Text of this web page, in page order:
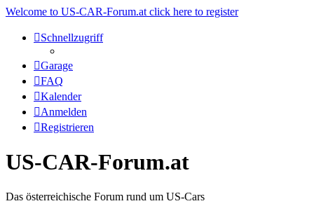
Welcome to US-CAR-Forum.at click here to register
Schnellzugriff
Garage
FAQ
Kalender
Anmelden
Registrieren
US-CAR-Forum.at
Das österreichische Forum rund um US-Cars